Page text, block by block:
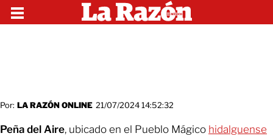
Por: LA RAZÓN ONLINE 21/07/2024 14:52:32
Peña del Aire, ubicado en el Pueblo Mágico hidalguense